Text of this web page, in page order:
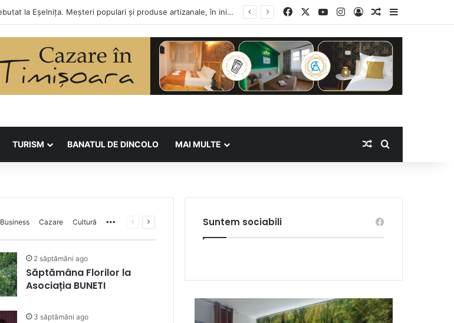
Facebook YouTubeInstagram
Log InRandom Article
TURISM BANATUL DE DINCOLO MAI MULTE Random Article
Business Cazare Cultură More Previous
2 săptămâni ago
Săptămâna Florilor la
Asociația BUNETI
3 săptămâni ago
Suntem sociabili